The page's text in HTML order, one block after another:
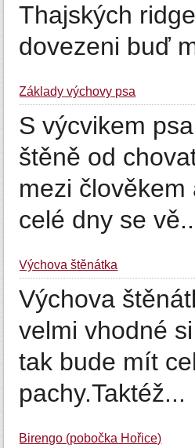
Thajských
dovezeni buď
Základy výchovy psa
S výcvikem
štěně od
mezi
celé dny se
Výchova štěnátka
Výchova
velmi vhodné
tak bude mít
pachy.Taktéž...
Birengo (pobočka Hořice)